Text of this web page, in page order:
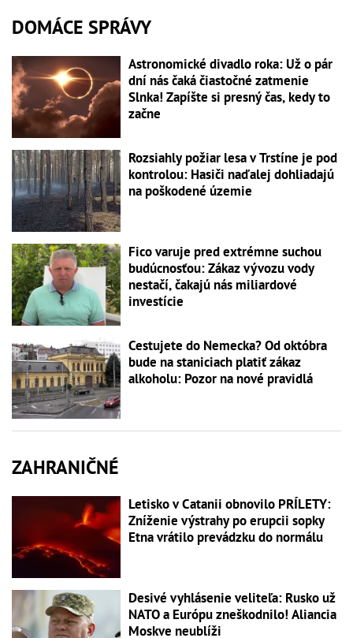
DOMÁCE SPRÁVY
Astronomické divadlo roka: Už o pár
dní nás čaká čiastočné zatmenie
Slnka! Zapíšte si presný čas, kedy to
začne
Rozsiahly požiar lesa v Trstíne je pod
kontrolou: Hasiči naďalej dohliadajú
na poškodené územie
Fico varuje pred extrémne suchou
budúcnosťou: Zákaz vývozu vody
nestačí, čakajú nás miliardové
investície
Cestujete do Nemecka? Od októbra
bude na staniciach platiť zákaz
alkoholu: Pozor na nové pravidlá
ZAHRANIČNÉ
Letisko v Catanii obnovilo PRÍLETY:
Zníženie výstrahy po erupcii sopky
Etna vrátilo prevádzku do normálu
Desivé vyhlásenie veliteľa: Rusko už
NATO a Európu zneškodnilo! Aliancia
Moskve neublíži